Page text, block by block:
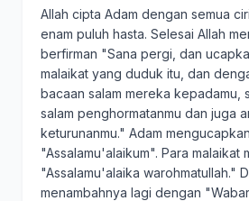
Allah cipta Adam dengan semua
enam puluh hasta. Selesai Allah
berfirman "Sana pergi, dan
malaikat yang duduk itu, dan
bacaan salam mereka kepadamu,
salam penghormatanmu dan juga
keturunanmu." Adam mengucapkan
"Assalamu'alaikum". Para malaikat
"Assalamu'alaika warohmatullah."
menambahnya lagi dengan